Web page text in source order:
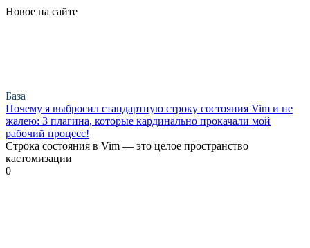
Новое на сайте
База
Почему я выбросил стандартную строку состояния Vim и не
жалею: 3 плагина, которые кардинально прокачали мой
рабочий процесс!
Строка состояния в Vim — это целое пространство
кастомизации
0